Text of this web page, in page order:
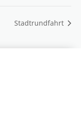
Stadtrundfahrt